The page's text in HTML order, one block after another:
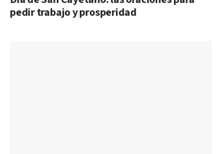
pedir trabajo y prosperidad